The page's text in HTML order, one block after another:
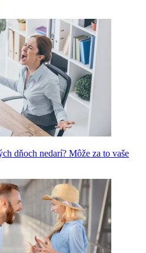
dňoch nedarí? Môže za to vaše